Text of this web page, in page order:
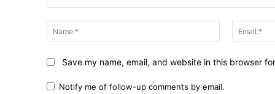
Name:*
Save my name, email, and website in this browser
Notify me of follow-up comments by email.